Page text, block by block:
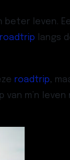
beter leven.
roadtrip langs
roadtrip,
m’n leven